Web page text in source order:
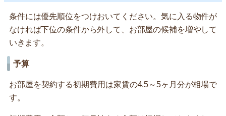
条件には優先順位をつけおいてください。気に入る物件が
なければ下位の条件から外して、お部屋の候補を増やして
いきます。
予算
お部屋を契約する初期費用は家賃の4.5～5ヶ月分が相場で
す。